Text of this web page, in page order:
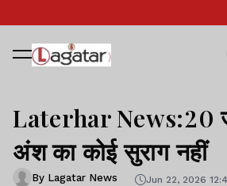
Laterhar News:20
अंश का कोई सुराग नहीं
By Lagatar News Jun 22, 2026